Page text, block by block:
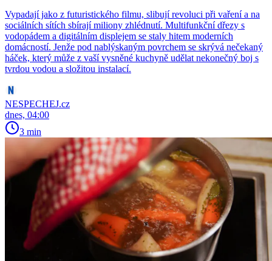
Vypadají jako z futuristického filmu, slibují revoluci při vaření a na
sociálních sítích sbírají miliony zhlédnutí. Multifunkční dřezy s
vodopádem a digitálním displejem se staly hitem moderních
domácností. Jenže pod nablýskaným povrchem se skrývá nečekaný
háček, který může z vaší vysněné kuchyně udělat nekonečný boj s
tvrdou vodou a složitou instalací.
NESPECHEJ.cz
dnes, 04:00
3 min